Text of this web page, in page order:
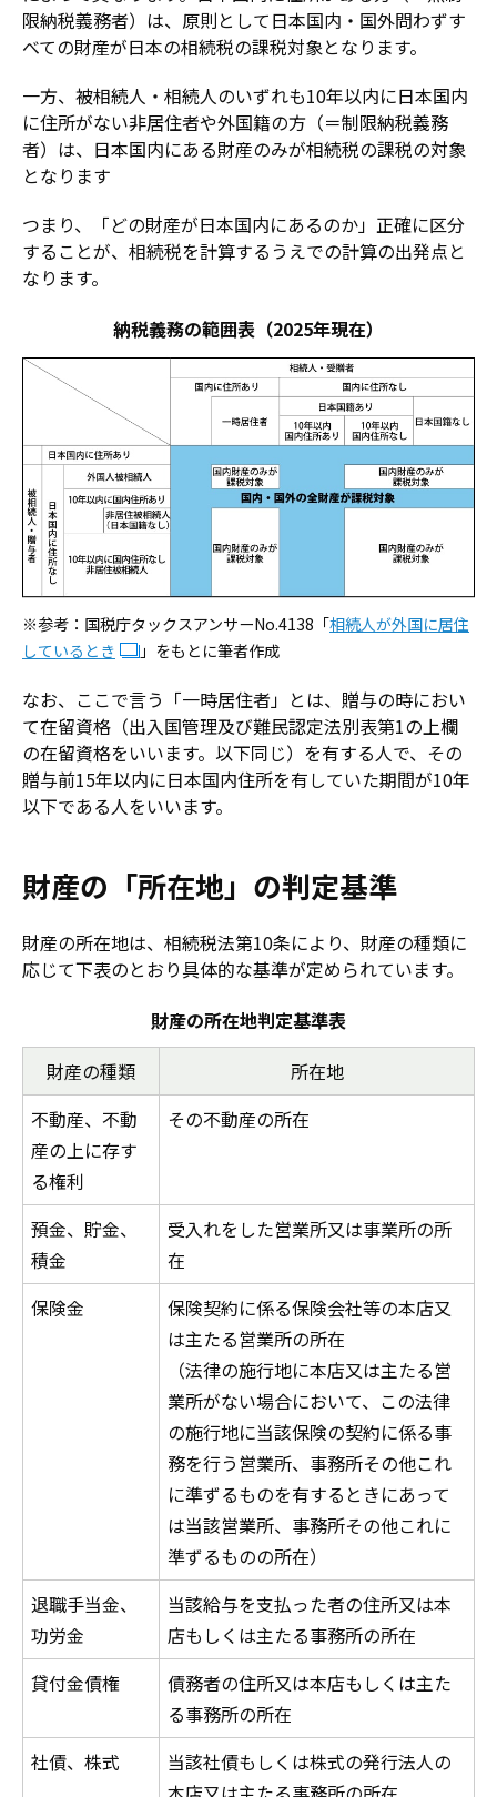
限納税義務者）は、原則として日本国内・国外問わずす
べての財産が日本の相続税の課税対象となります。
一方、被相続人・相続人のいずれも10年以内に日本国内
に住所がない非居住者や外国籍の方（＝制限納税義務
者）は、日本国内にある財産のみが相続税の課税の対象
となります
つまり、「どの財産が日本国内にあるのか」正確に区分
することが、相続税を計算するうえでの計算の出発点と
なります。
納税義務の範囲表（2025年現在）
※参考：国税庁タックスアンサーNo.4138「相続人が外国に居住
しているとき
」をもとに筆者作成
なお、ここで言う「一時居住者」とは、贈与の時におい
て在留資格（出入国管理及び難民認定法別表第1の上欄
の在留資格をいいます。以下同じ）を有する人で、その
贈与前15年以内に日本国内住所を有していた期間が10年
以下である人をいいます。
財産の「所在地」の判定基準
財産の所在地は、相続税法第10条により、財産の種類に
応じて下表のとおり具体的な基準が定められています。
財産の所在地判定基準表
財産の種類
所在地
不動産、不動
産の上に存す
る権利
その不動産の所在
預金、貯金、
積金
受入れをした営業所又は事業所の所
在
保険金
保険契約に係る保険会社等の本店又
は主たる営業所の所在
（法律の施行地に本店又は主たる営
業所がない場合において、この法律
の施行地に当該保険の契約に係る事
務を行う営業所、事務所その他これ
に準ずるものを有するときにあって
は当該営業所、事務所その他これに
準ずるものの所在）
退職手当金、
功労金
当該給与を支払った者の住所又は本
店もしくは主たる事務所の所在
貸付金債権
債務者の住所又は本店もしくは主た
る事務所の所在
社債、株式
当該社債もしくは株式の発行法人の